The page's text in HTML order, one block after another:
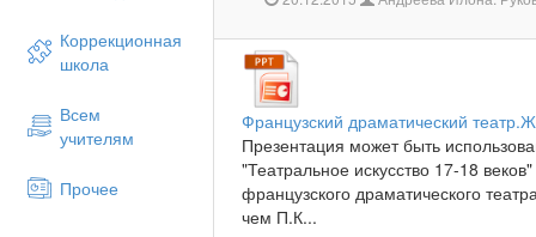
Коррекционная
школа
Всем
учителям
Прочее
Французский драматический
Презентация может быть
"Театральное искусство 17-18
французского драматического
чем П.К...